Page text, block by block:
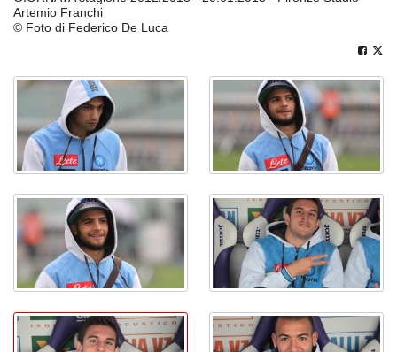
Artemio Franchi
© Foto di Federico De Luca